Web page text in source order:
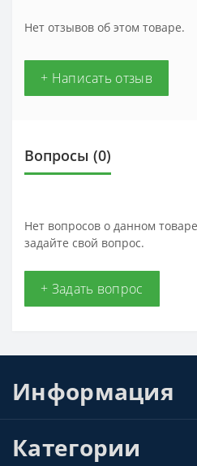
Нет отзывов об этом товаре.
+ Написать отзыв
Вопросы (0)
Нет вопросов о данном
задайте свой вопрос.
+ Задать вопрос
Информация
Категории